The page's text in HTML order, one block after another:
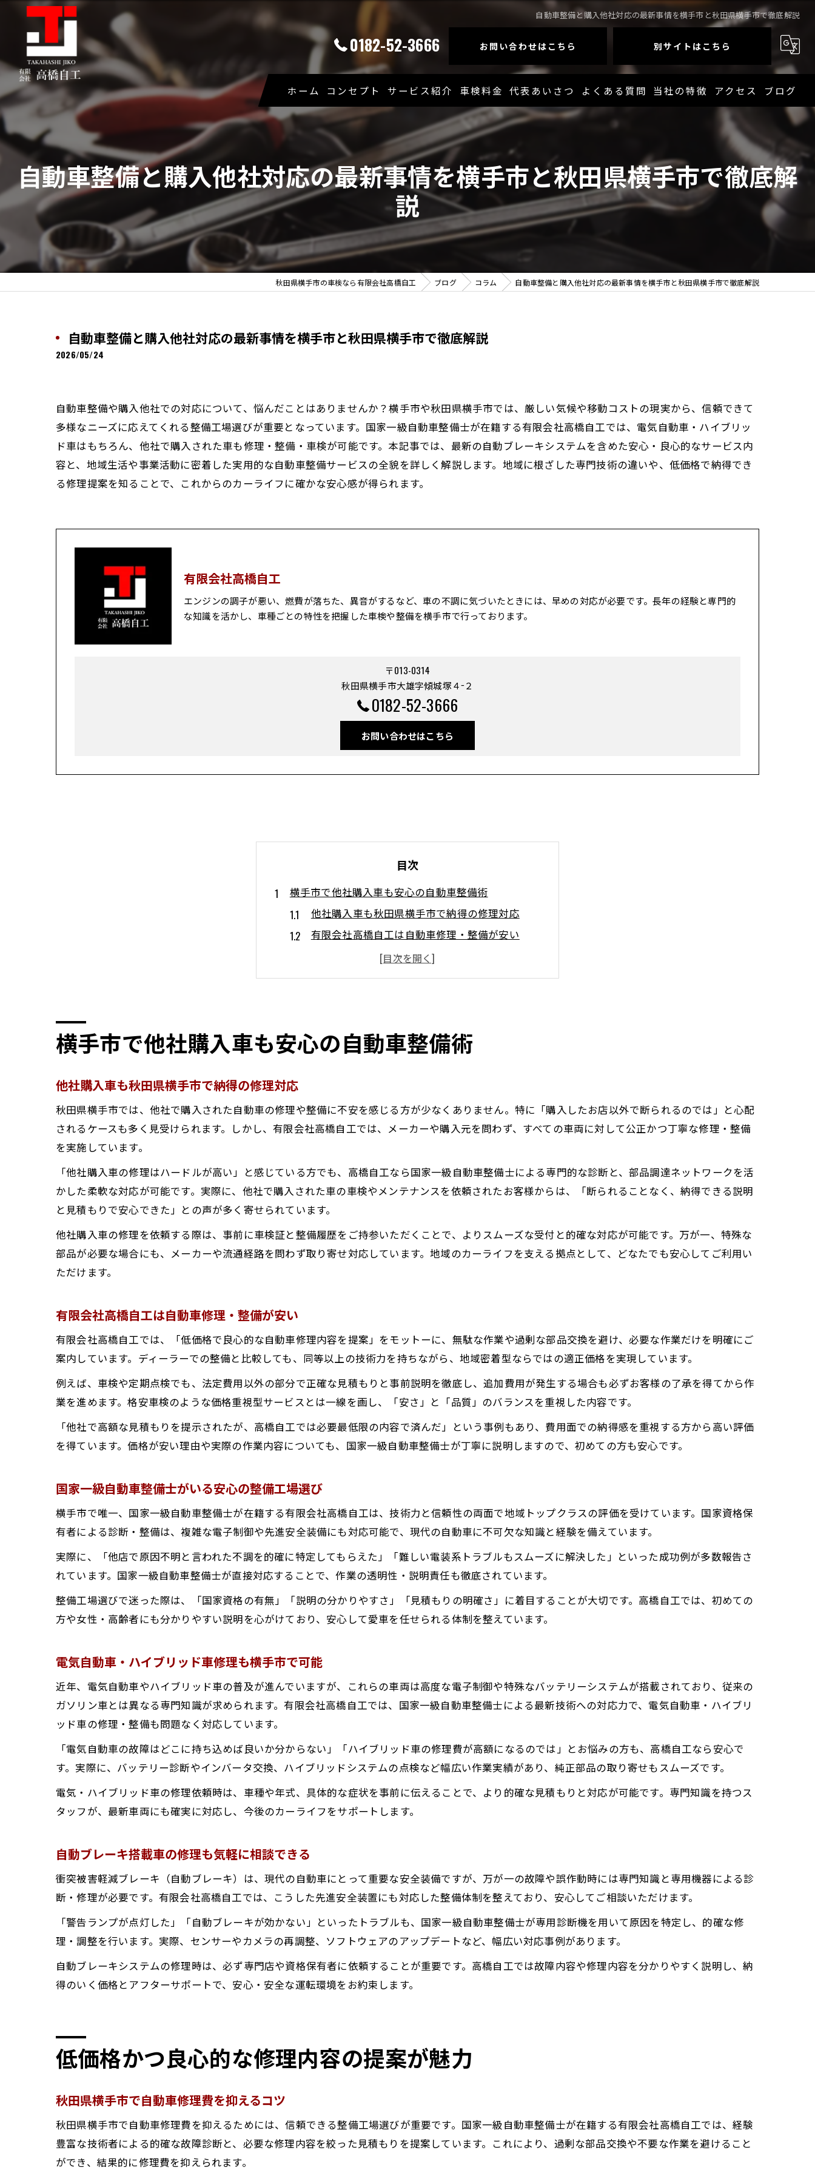
自動車整備と購入他社対応の最新事情を横手市と秋田県横手市で徹底解説
0182-52-3666 お問い合わせはこちら 別サイトはこちら
ホーム コンセプト サービス紹介 車検料金 代表あいさつ よくある質問 当社の特徴
ダイハツ
スズキ
アクセス ブログ
自動車整備と購入他社対応の最新事情を横手市と秋田県横手市で徹底解
説
秋田県横手市の車検なら有限会社高橋自工 ブログ コラム 自動車整備と購入他社対応の最新事情を横手市と秋田県横手市で徹底解説
自動車整備と購入他社対応の最新事情を横手市と秋田県横手市で徹底解説
2026/05/24
自動車整備や購入他社での対応について、悩んだことはありませんか？横手市や秋田県横手市では、厳しい気候や移動コストの現実から、信頼できて
多様なニーズに応えてくれる整備工場選びが重要となっています。国家一級自動車整備士が在籍する有限会社高橋自工では、電気自動車・ハイブリッ
ド車はもちろん、他社で購入された車も修理・整備・車検が可能です。本記事では、最新の自動ブレーキシステムを含めた安心・良心的なサービス内
容と、地域生活や事業活動に密着した実用的な自動車整備サービスの全貌を詳しく解説します。地域に根ざした専門技術の違いや、低価格で納得でき
る修理提案を知ることで、これからのカーライフに確かな安心感が得られます。
有限会社高橋自工
エンジンの調子が悪い、燃費が落ちた、異音がするなど、車の不調に気づいたときには、早めの対応が必要です。長年の経験と専門的
な知識を活かし、車種ごとの特性を把握した車検や整備を横手市で行っております。
〒013-0314
秋田県横手市大雄字傾城塚４−２
0182-52-3666
お問い合わせはこちら
目次
横手市で他社購入車も安心の自動車整備術
他社購入車も秋田県横手市で納得の修理対応
有限会社高橋自工は自動車修理・整備が安い
国家一級自動車整備士がいる安心の整備工場選び
電気自動車・ハイブリッド車修理も横手市で可能
秋田県横手市で自動車修理費を抑えるコツ
他社購入車も良心的な修理内容で安心サポート
国家一級自動車整備士が提案する修理内容
最新ハイブリッド車の修理も横手市で安心
電気自動車の修理も国家一級整備士が担当
他社で購入した電気自動車の整備も可能
秋田県横手市で高度な自動車修理を実現
ハイブリッド車のメンテナンスも低価格対応
秋田県横手市で先進安全装備車も安心整備
他社購入車の自動ブレーキも修理可能です
国家一級自動車整備士が最新技術で対応
国家一級自動車整備士の確かな技術に注目を
秋田県横手市唯一の国家一級整備士が対応
高い技術と丁寧な対応が選ばれる理由です
他社購入車も国家資格整備士が徹底整備
電気自動車も最新技術で修理が可能
秋田県横手市で自動車修理なら専門家に相談
自動車修理は秋田県横手市の専門家に相談を
他社購入車や最新車種も整備可能な安心感
国家一級自動車整備士が在籍する強みとは
電気自動車・ハイブリッド車も修理可能
横手市で他社購入車も安心の自動車整備術
他社購入車も秋田県横手市で納得の修理対応
秋田県横手市では、他社で購入された自動車の修理や整備に不安を感じる方が少なくありません。特に「購入したお店以外で断られるのでは」と心配
されるケースも多く見受けられます。しかし、有限会社高橋自工では、メーカーや購入元を問わず、すべての車両に対して公正かつ丁寧な修理・整備
を実施しています。
「他社購入車の修理はハードルが高い」と感じている方でも、高橋自工なら国家一級自動車整備士による専門的な診断と、部品調達ネットワークを活
かした柔軟な対応が可能です。実際に、他社で購入された車の車検やメンテナンスを依頼されたお客様からは、「断られることなく、納得できる説明
と見積もりで安心できた」との声が多く寄せられています。
他社購入車の修理を依頼する際は、事前に車検証と整備履歴をご持参いただくことで、よりスムーズな受付と的確な対応が可能です。万が一、特殊な
部品が必要な場合にも、メーカーや流通経路を問わず取り寄せ対応しています。地域のカーライフを支える拠点として、どなたでも安心してご利用い
ただけます。
有限会社高橋自工は自動車修理・整備が安い
有限会社高橋自工では、「低価格で良心的な自動車修理内容を提案」をモットーに、無駄な作業や過剰な部品交換を避け、必要な作業だけを明確にご
案内しています。ディーラーでの整備と比較しても、同等以上の技術力を持ちながら、地域密着型ならではの適正価格を実現しています。
例えば、車検や定期点検でも、法定費用以外の部分で正確な見積もりと事前説明を徹底し、追加費用が発生する場合も必ずお客様の了承を得てから作
業を進めます。格安車検のような価格重視型サービスとは一線を画し、「安さ」と「品質」のバランスを重視した内容です。
「他社で高額な見積もりを提示されたが、高橋自工では必要最低限の内容で済んだ」という事例もあり、費用面での納得感を重視する方から高い評価
を得ています。価格が安い理由や実際の作業内容についても、国家一級自動車整備士が丁寧に説明しますので、初めての方も安心です。
国家一級自動車整備士がいる安心の整備工場選び
横手市で唯一、国家一級自動車整備士が在籍する有限会社高橋自工は、技術力と信頼性の両面で地域トップクラスの評価を受けています。国家資格保
有者による診断・整備は、複雑な電子制御や先進安全装備にも対応可能で、現代の自動車に不可欠な知識と経験を備えています。
実際に、「他店で原因不明と言われた不調を的確に特定してもらえた」「難しい電装系トラブルもスムーズに解決した」といった成功例が多数報告さ
れています。国家一級自動車整備士が直接対応することで、作業の透明性・説明責任も徹底されています。
整備工場選びで迷った際は、「国家資格の有無」「説明の分かりやすさ」「見積もりの明確さ」に着目することが大切です。高橋自工では、初めての
方や女性・高齢者にも分かりやすい説明を心がけており、安心して愛車を任せられる体制を整えています。
電気自動車・ハイブリッド車修理も横手市で可能
近年、電気自動車やハイブリッド車の普及が進んでいますが、これらの車両は高度な電子制御や特殊なバッテリーシステムが搭載されており、従来の
ガソリン車とは異なる専門知識が求められます。有限会社高橋自工では、国家一級自動車整備士による最新技術への対応力で、電気自動車・ハイブリ
ッド車の修理・整備も問題なく対応しています。
「電気自動車の故障はどこに持ち込めば良いか分からない」「ハイブリッド車の修理費が高額になるのでは」とお悩みの方も、高橋自工なら安心で
す。実際に、バッテリー診断やインバータ交換、ハイブリッドシステムの点検など幅広い作業実績があり、純正部品の取り寄せもスムーズです。
電気・ハイブリッド車の修理依頼時は、車種や年式、具体的な症状を事前に伝えることで、より的確な見積もりと対応が可能です。専門知識を持つス
タッフが、最新車両にも確実に対応し、今後のカーライフをサポートします。
自動ブレーキ搭載車の修理も気軽に相談できる
衝突被害軽減ブレーキ（自動ブレーキ）は、現代の自動車にとって重要な安全装備ですが、万が一の故障や誤作動時には専門知識と専用機器による診
断・修理が必要です。有限会社高橋自工では、こうした先進安全装置にも対応した整備体制を整えており、安心してご相談いただけます。
「警告ランプが点灯した」「自動ブレーキが効かない」といったトラブルも、国家一級自動車整備士が専用診断機を用いて原因を特定し、的確な修
理・調整を行います。実際、センサーやカメラの再調整、ソフトウェアのアップデートなど、幅広い対応事例があります。
自動ブレーキシステムの修理時は、必ず専門店や資格保有者に依頼することが重要です。高橋自工では故障内容や修理内容を分かりやすく説明し、納
得のいく価格とアフターサポートで、安心・安全な運転環境をお約束します。
低価格かつ良心的な修理内容の提案が魅力
秋田県横手市で自動車修理費を抑えるコツ
秋田県横手市で自動車修理費を抑えるためには、信頼できる整備工場選びが重要です。国家一級自動車整備士が在籍する有限会社高橋自工では、経験
豊富な技術者による的確な故障診断と、必要な修理内容を絞った見積もりを提案しています。これにより、過剰な部品交換や不要な作業を避けること
ができ、結果的に修理費を抑えられます。